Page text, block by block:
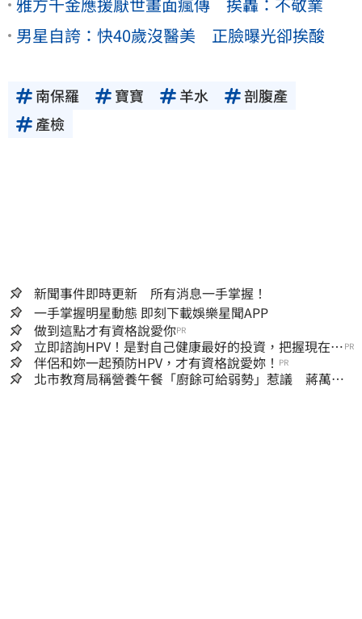
男星自誇：快40歲沒醫美 正臉曝光卻挨酸
南保羅 寶寶 羊水
剖腹產
產檢
新聞事件即時更新 所有消息一手掌握！
一手掌握明星動態 即刻下載娛樂星聞APP
做到這點才有資格說愛你PR
立即諮詢HPV！是對自己健康最好的投資，把握現在不
嫌晚！
PR
伴侶和妳一起預防HPV，才有資格說愛妳！ PR
北市教育局稱營養午餐「廚餘可給弱勢」惹議 蔣萬安